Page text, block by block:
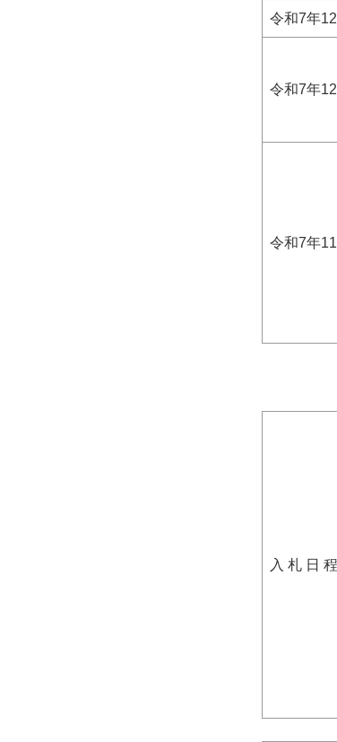
令和7年
令和7年
令和7年
入 札 日 程